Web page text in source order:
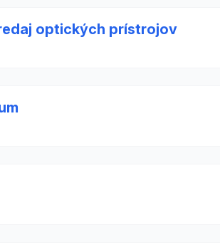
optických prístrojov